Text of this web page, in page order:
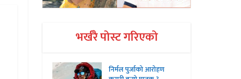
भर्खरै पोस्ट गरिएको
निर्मल पुर्जाको आरोहण